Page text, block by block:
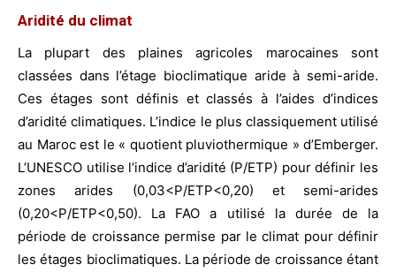
Aridité du climat
La plupart des plaines agricoles marocaines sont
classées dans l’étage bioclimatique aride à semi-aride.
Ces étages sont définis et classés à l’aides d’indices
d’aridité climatiques. L’indice le plus classiquement utilisé
au Maroc est le « quotient pluviothermique » d’Emberger.
L’UNESCO utilise l’indice d’aridité (P/ETP) pour définir les
zones arides (0,03<P/ETP<0,20) et semi-arides
(0,20<P/ETP<0,50). La FAO a utilisé la durée de la
période de croissance permise par le climat pour définir
les étages bioclimatiques. La période de croissance étant